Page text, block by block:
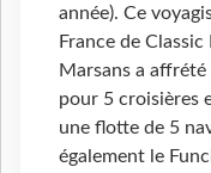
année). Ce
France de
Marsans a
pour 5 croisières
une flotte de 5
également le